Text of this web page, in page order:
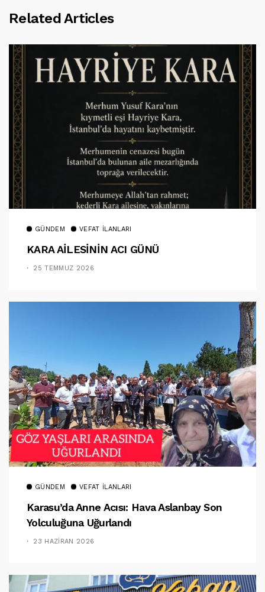
Related Articles
GÜNDEM VEFAT İLANLARI
KARA AİLESİNİN ACI GÜNÜ
25 TEMMUZ 2026
GÜNDEM VEFAT İLANLARI
Karasu’da Anne Acısı: Hava Aslanbay Son
Yolculuğuna Uğurlandı
23 HAZIRAN 2026